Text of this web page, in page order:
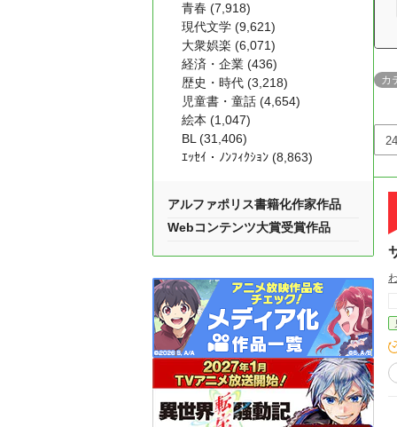
カ
青春 (7,918)
現代文学 (9,621)
大衆娯楽 (6,071)
経済・企業 (436)
歴史・時代 (3,218)
児童書・童話 (4,654)
絵本 (1,047)
BL (31,406)
ｴｯｾｲ・ﾉﾝﾌｨｸｼｮﾝ (8,863)
アルファポリス書籍化作家作品
Webコンテンツ大賞受賞作品